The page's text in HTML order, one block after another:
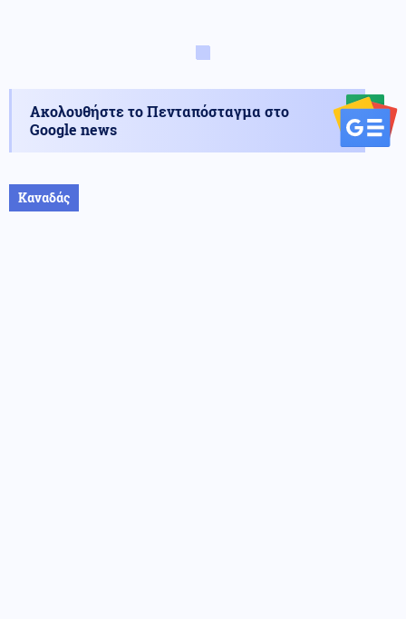
Ακολουθήστε το Πενταπόσταγμα στο
Google news
Καναδάς